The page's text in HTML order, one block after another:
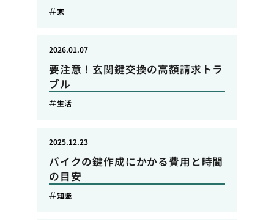
家
要注意！玄関鍵交換の高額請求トラ
ブル
2026.01.07
生活
バイクの鍵作成にかかる費用と時間
の目安
2025.12.23
知識